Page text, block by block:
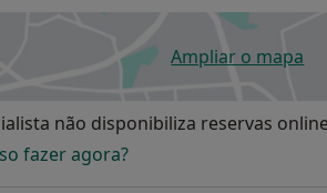
Ampliar o mapa
abre num
não disponibiliza reservas
fazer agora?